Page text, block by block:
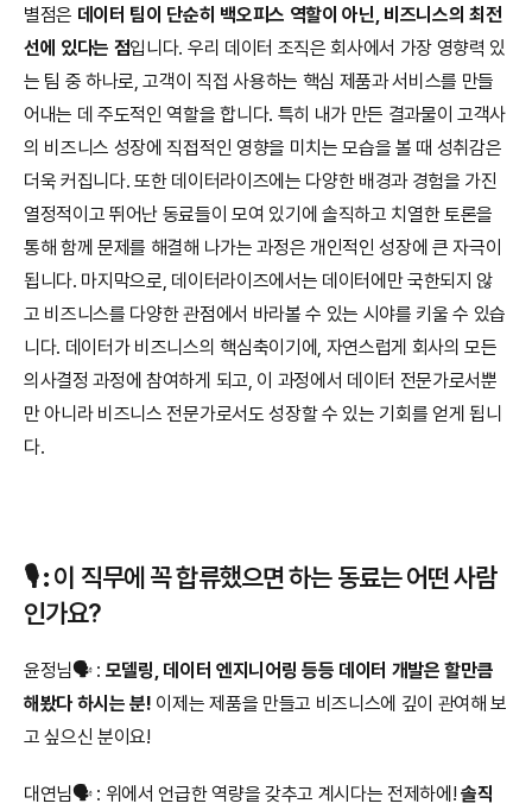
별점은 데이터 팀이 단순히 백오피스 역할이 아닌, 비즈니스의 최전
선에 있다는 점입니다. 우리 데이터 조직은 회사에서 가장 영향력 있
는 팀 중 하나로, 고객이 직접 사용하는 핵심 제품과 서비스를 만들
어내는 데 주도적인 역할을 합니다. 특히 내가 만든 결과물이 고객사
의 비즈니스 성장에 직접적인 영향을 미치는 모습을 볼 때 성취감은
더욱 커집니다. 또한 데이터라이즈에는 다양한 배경과 경험을 가진
열정적이고 뛰어난 동료들이 모여 있기에 솔직하고 치열한 토론을
통해 함께 문제를 해결해 나가는 과정은 개인적인 성장에 큰 자극이
됩니다. 마지막으로, 데이터라이즈에서는 데이터에만 국한되지 않
고 비즈니스를 다양한 관점에서 바라볼 수 있는 시야를 키울 수 있습
니다. 데이터가 비즈니스의 핵심축이기에, 자연스럽게 회사의 모든
의사결정 과정에 참여하게 되고, 이 과정에서 데이터 전문가로서뿐
만 아니라 비즈니스 전문가로서도 성장할 수 있는 기회를 얻게 됩니
다.
🎙️ : 이 직무에 꼭 합류했으면 하는 동료는 어떤 사람
인가요?
윤정님🗣️ : 모델링, 데이터 엔지니어링 등등 데이터 개발은 할만큼
해봤다 하시는 분! 이제는 제품을 만들고 비즈니스에 깊이 관여해 보
고 싶으신 분이요!
대연님🗣️ : 위에서 언급한 역량을 갖추고 계시다는 전제하에! 솔직